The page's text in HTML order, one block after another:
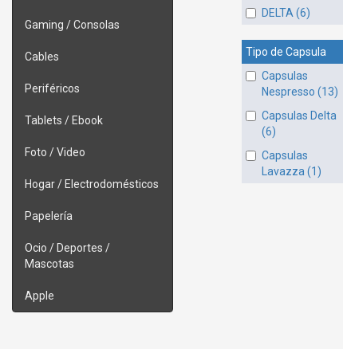
Gaming / Consolas
Cables
Periféricos
Tablets / Ebook
Foto / Video
Hogar / Electrodomésticos
Papelería
Ocio / Deportes /
Mascotas
Apple
DELTA (6)
Tipo de Capsula
Capsulas
Nespresso (13)
Capsulas Delta
(6)
Capsulas
Lavazza (1)